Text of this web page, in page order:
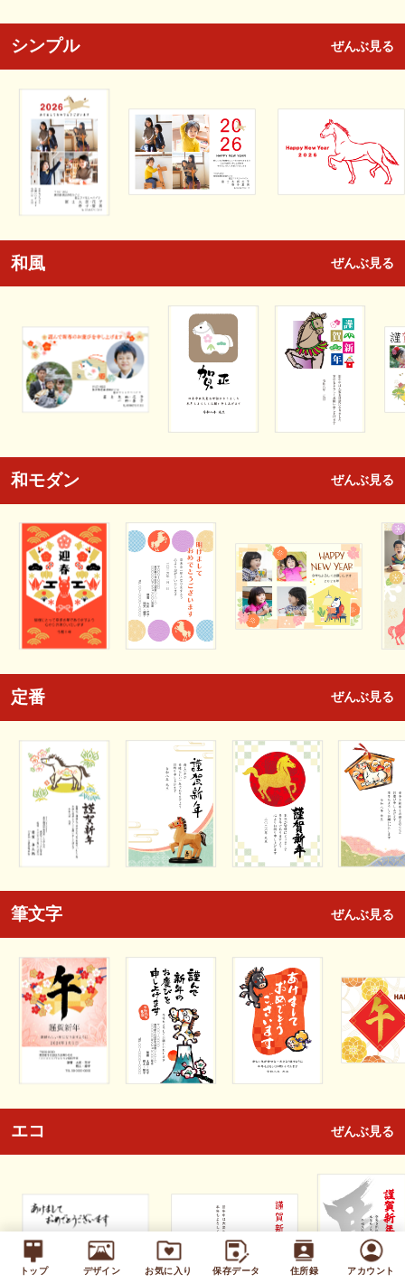
トップ デザイン お気に入り 保存データ 住所録 アカウント
シンプル ぜんぶ見る
和風 ぜんぶ見る
和モダン ぜんぶ見る
定番 ぜんぶ見る
筆文字 ぜんぶ見る
エコ ぜんぶ見る